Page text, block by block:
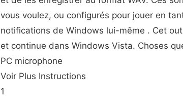
vous voulez, ou configurés pour jouer en
notifications de Windows lui-même . Cet
et continue dans Windows Vista. Choses
PC microphone
Voir Plus Instructions
1